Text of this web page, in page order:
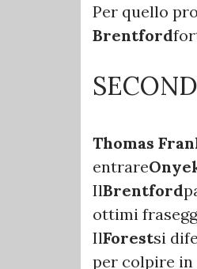
Per quello
Brentford
Thomas
entrare
IlBrentford
ottimi
IlForestsi
per colpire